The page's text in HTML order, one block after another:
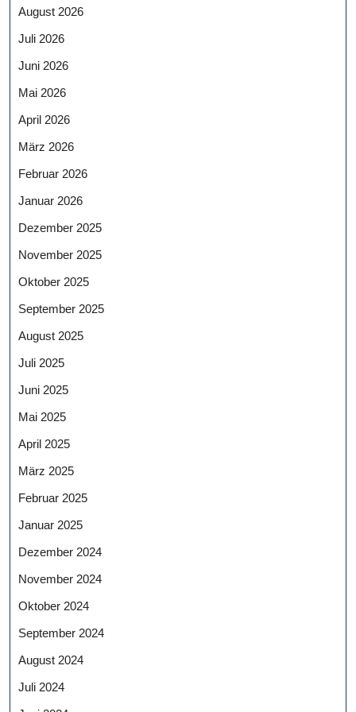
August 2026
Juli 2026
Juni 2026
Mai 2026
April 2026
März 2026
Februar 2026
Januar 2026
Dezember 2025
November 2025
Oktober 2025
September 2025
August 2025
Juli 2025
Juni 2025
Mai 2025
April 2025
März 2025
Februar 2025
Januar 2025
Dezember 2024
November 2024
Oktober 2024
September 2024
August 2024
Juli 2024